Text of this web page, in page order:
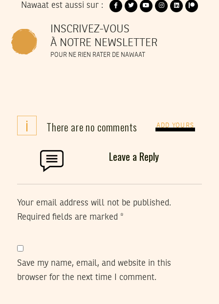
Nawaat est aussi sur :
INSCRIVEZ-VOUS
À NOTRE NEWSLETTER
POUR NE RIEN RATER DE NAWAAT
i There are no comments ADD YOURS
Leave a Reply
Your email address will not be published.
Required fields are marked *
Save my name, email, and website in this
browser for the next time I comment.